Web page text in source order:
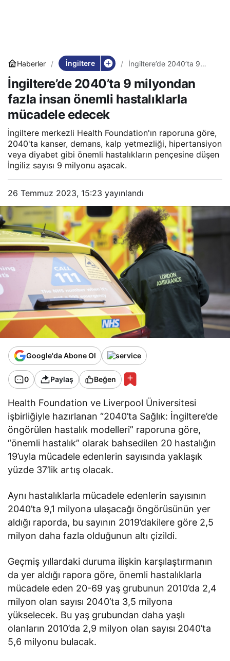
Haberler İngiltere
İngiltere’de 2040’ta 9
önemli hastalıklarla
mücadele edecek
İngiltere’de 2040’ta 9 milyondan
fazla insan önemli hastalıklarla
mücadele edecek
İngiltere merkezli Health Foundation'ın raporuna göre,
2040'ta kanser, demans, kalp yetmezliği, hipertansiyon
veya diyabet gibi önemli hastalıkların pençesine düşen
İngiliz sayısı 9 milyonu aşacak.
26 Temmuz 2023, 15:23 yayınlandı
Google'da Abone Ol
0 Paylaş Beğen
Health Foundation ve Liverpool Üniversitesi
işbirliğiyle hazırlanan “2040’ta Sağlık: İngiltere’de
öngörülen hastalık modelleri” raporuna göre,
“önemli hastalık” olarak bahsedilen 20 hastalığın
19’uyla mücadele edenlerin sayısında yaklaşık
yüzde 37’lik artış olacak.
Aynı hastalıklarla mücadele edenlerin sayısının
2040’ta 9,1 milyona ulaşacağı öngörüsünün yer
aldığı raporda, bu sayının 2019’dakilere göre 2,5
milyon daha fazla olduğunun altı çizildi.
Geçmiş yıllardaki duruma ilişkin karşılaştırmanın
da yer aldığı rapora göre, önemli hastalıklarla
mücadele eden 20-69 yaş grubunun 2010’da 2,4
milyon olan sayısı 2040’ta 3,5 milyona
yükselecek. Bu yaş grubundan daha yaşlı
olanların 2010’da 2,9 milyon olan sayısı 2040’ta
5,6 milyonu bulacak.